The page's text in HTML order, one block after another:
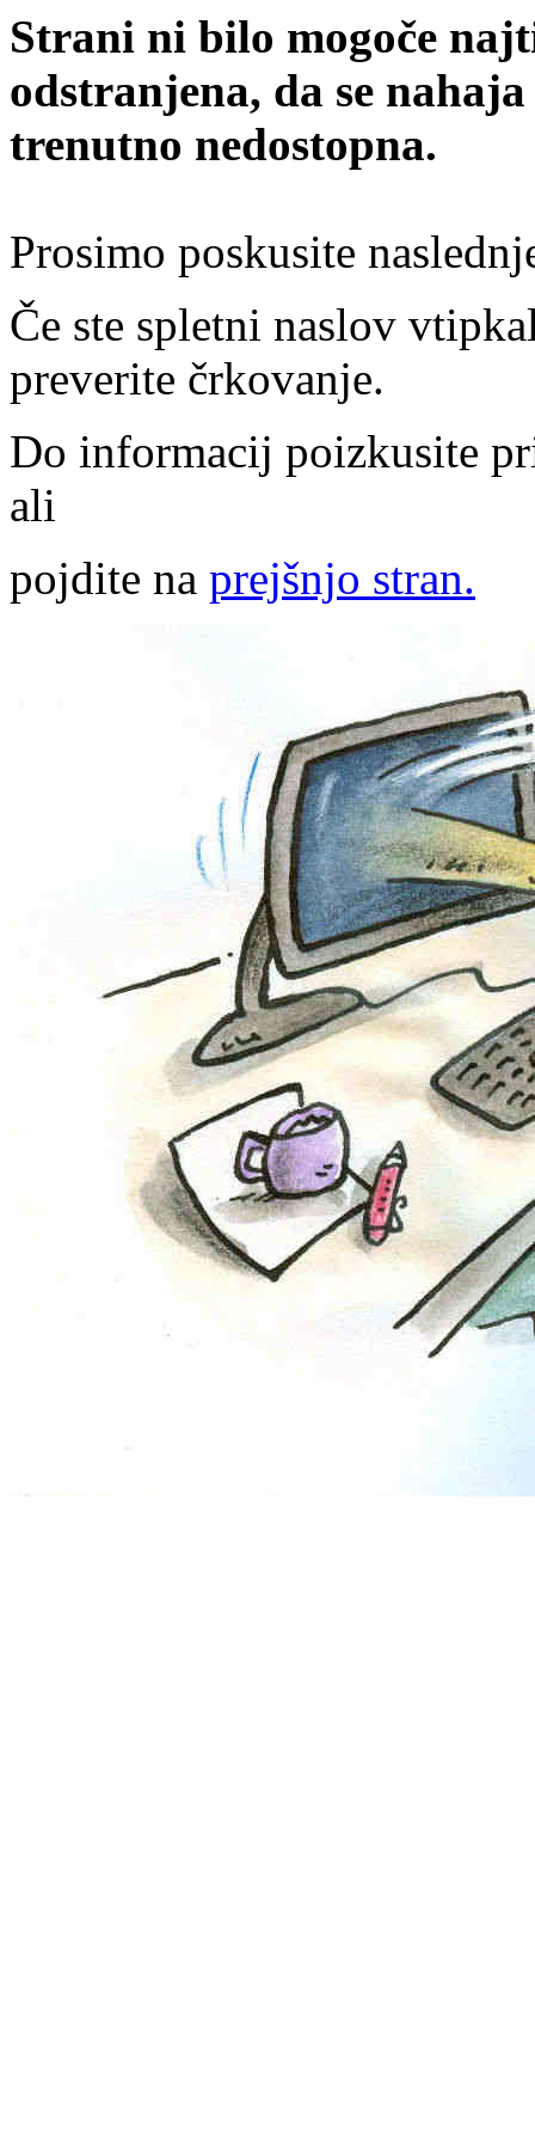
Strani ni bilo mogoče
odstranjena, da se
trenutno nedostopna.
Prosimo poskusite
Če ste spletni naslov
preverite črkovanje.
Do informacij poizkusite
ali
pojdite na prejšnjo stran.